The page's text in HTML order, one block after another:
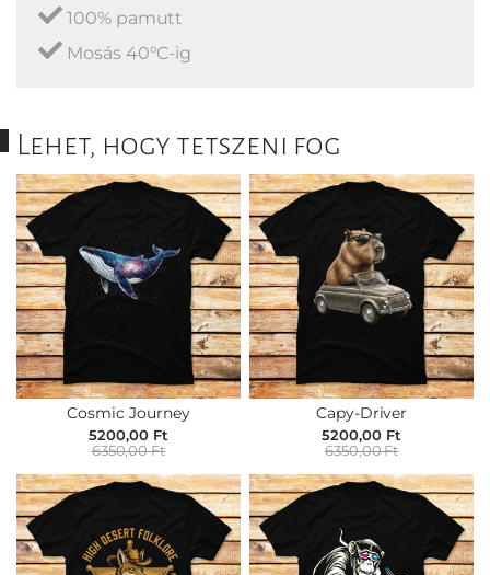
100% pamutt
Mosás 40°C-ig
Lehet, hogy tetszeni fog
Cosmic Journey
5200,00 Ft
6350,00 Ft
Capy-Driver
5200,00 Ft
6350,00 Ft